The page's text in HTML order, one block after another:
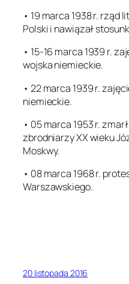
• 19 marca 1938 r. rząd
Polski i nawiązał
• 15-16 marca 1939 r.
wojska niemieckie.
• 22 marca 1939 r.
niemieckie.
• 05 marca 1953 r.
zbrodniarzy XX wieku
Moskwy.
• 08 marca 1968 r.
Warszawskiego.
20 listopada 2016